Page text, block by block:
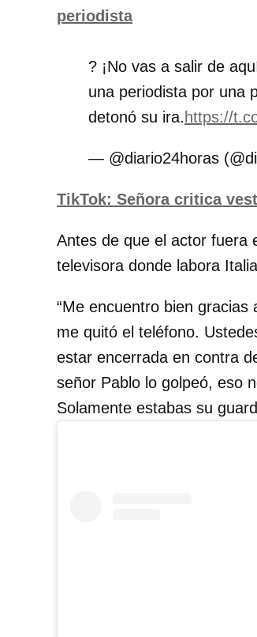
periodista
? ¡No vas a salir de
una periodista por una
detonó su ira.https://
— @diario24horas
TikTok: Señora critica
Antes de que el actor fuera
televisora donde labora
“Me encuentro bien
me quitó el teléfono.
estar encerrada en contra
señor Pablo lo golpeó, eso
Solamente estabas su